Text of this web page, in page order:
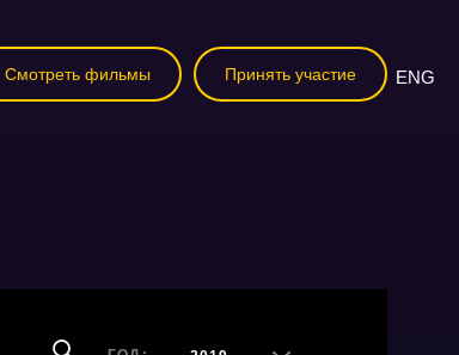
Смотреть фильмы Принять участие ENG